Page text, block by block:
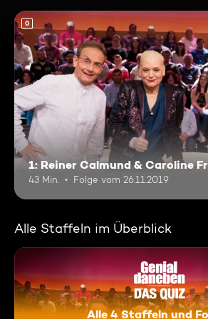
0
1: Reiner Calmund & Caroline
43 Min. Folge vom 26.11.2019
Alle Staffeln im Überblick
Alle 4 Staffeln und